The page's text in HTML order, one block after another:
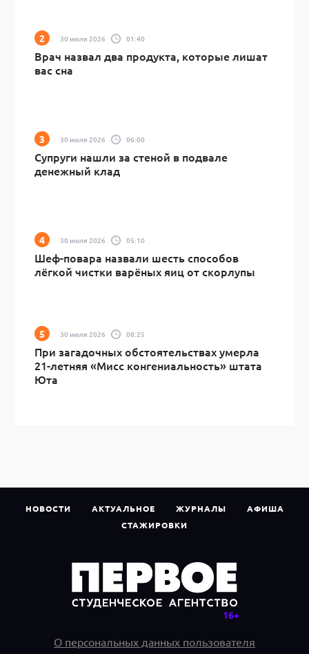
30 июля 2026 01:40
Врач назвал два продукта, которые лишат
вас сна
30 июля 2026 06:00
Супруги нашли за стеной в подвале
денежный клад
30 июля 2026 05:10
Шеф-повара назвали шесть способов
лёгкой чистки варёных яиц от скорлупы
30 июля 2026 08:25
При загадочных обстоятельствах умерла
21-летняя «Мисс конгениальность» штата
Юта
НОВОСТИ АКТУАЛЬНОЕ ЖУРНАЛЫ
АФИША
СТАЖИРОВКИ
О персональных данных пользователя